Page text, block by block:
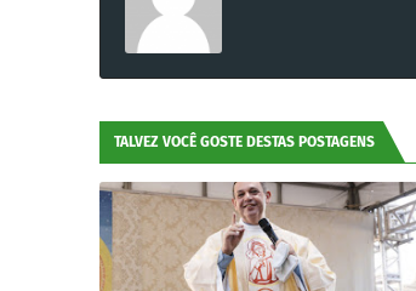
TALVEZ VOCÊ GOSTE DESTAS POSTAGENS